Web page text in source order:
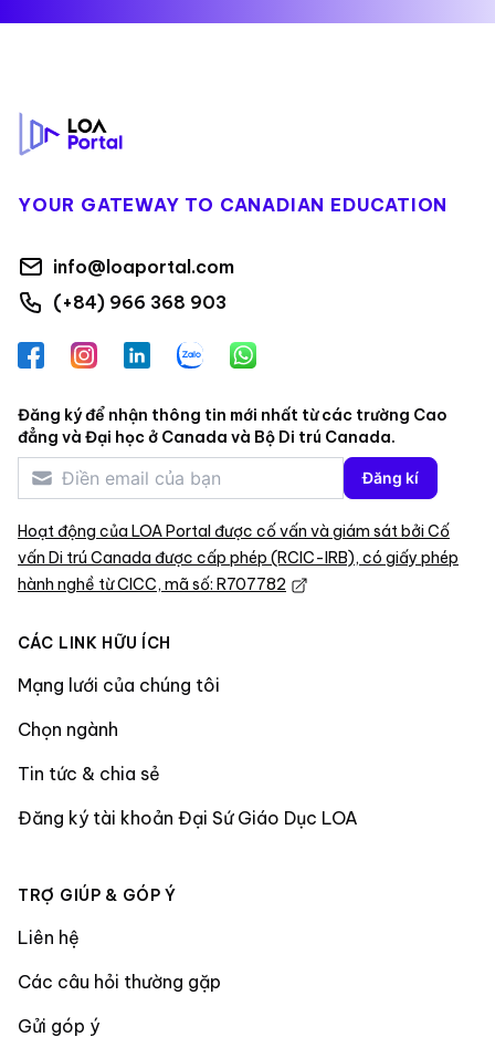
YOUR GATEWAY TO CANADIAN EDUCATION
info@loaportal.com
(+84) 966 368 903
FacebookInstagramLinkedInZalo WhatsApp
Đăng ký để nhận thông tin mới nhất từ các trường Cao
đẳng và Đại học ở Canada và Bộ Di trú Canada.
Đăng kí
Hoạt động của LOA Portal được cố vấn và giám sát bởi Cố
vấn Di trú Canada được cấp phép (RCIC-IRB), có giấy phép
hành nghề từ CICC, mã số: R707782
CÁC LINK HỮU ÍCH
Mạng lưới của chúng tôi
Chọn ngành
Tin tức & chia sẻ
Đăng ký tài khoản Đại Sứ Giáo Dục LOA
TRỢ GIÚP & GÓP Ý
Liên hệ
Các câu hỏi thường gặp
Gửi góp ý